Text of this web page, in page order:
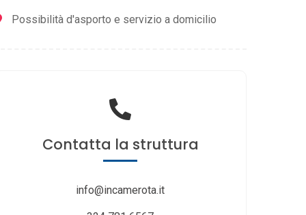
Possibilità d'asporto e servizio a domicilio
Contatta la struttura
info@incamerota.it